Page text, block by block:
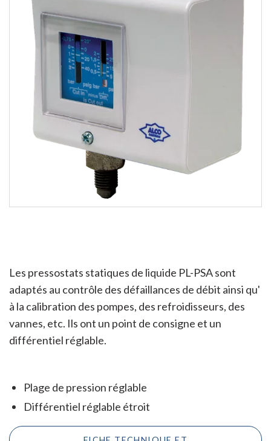
Les pressostats statiques de liquide PL-PSA sont
adaptés au contrôle des défaillances de débit ainsi qu'
à la calibration des pompes, des refroidisseurs, des
vannes, etc. Ils ont un point de consigne et un
différentiel réglable.
Plage de pression réglable
Différentiel réglable étroit